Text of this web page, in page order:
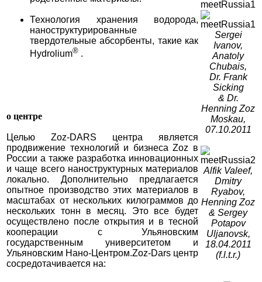
Технология хранения водорода,
наноструктурированные
твердотельные абсорбенты, такие как
Hydrolium® .
о центре
Целью Zoz-DARS центра является
продвижение технологий и бизнеса Zoz в
России а также разработка инновационных
и чаще всего наноструктурных материалов
локально. Дополнительно предлагается
опытное производство этих материалов в
масштабах от нескольких килограммов до
нескольких тонн в месяц. Это все будет
осуществлено после открытия и в тесной
кооперации с Ульяновским
государственным университетом и
Ульяновским Нано-Центром.Zoz-Dars центр
сосредотачивается на:
Sergei
Ivanov,
Anatoly
Chubais,
Dr. Frank
Sicking
& Dr.
Henning Zoz
Moskau,
07.10.2011
Alfik Valeef,
Dmitry
Ryabov,
Henning Zoz
& Sergey
Potapov
Uljanovsk,
18.04.2011
(f.l.t.r.)